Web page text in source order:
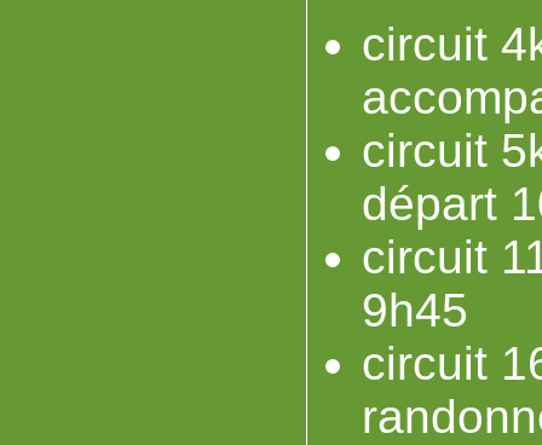
circuit
circuit
départ
circuit
9h45
circuit